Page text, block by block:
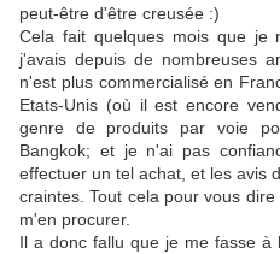
peut-être d'être creusée :)
Cela fait quelques mois que je
j'avais depuis de nombreuses
n'est plus commercialisé en
Etats-Unis (où il est encore
genre de produits par voie
Bangkok; et je n'ai pas
effectuer un tel achat, et les avis
craintes. Tout cela pour vous
m'en procurer.
Il a donc fallu que je me fasse